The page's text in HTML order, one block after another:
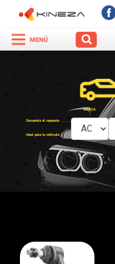
Encuentra el repuesto
ideal para tu vehículo
MARCA